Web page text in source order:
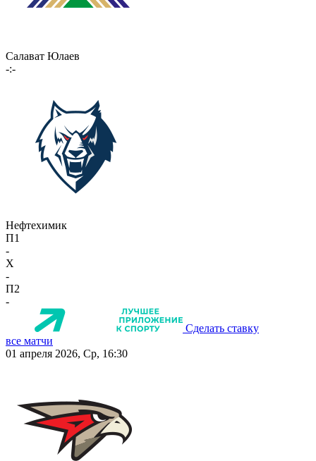
Салават Юлаев
-:-
Нефтехимик
П1
-
X
-
П2
-
Сделать ставку
все матчи
01 апреля 2026, Ср, 16:30